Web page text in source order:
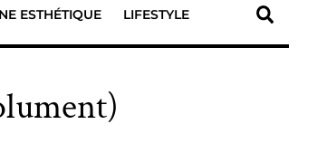
ESTHÉTIQUE LIFESTYLE